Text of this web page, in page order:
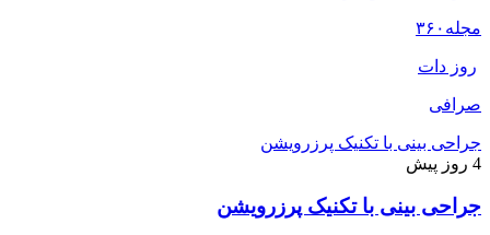
مجله ۳۶۰
روز دات
صرافی
جراحی بینی با تکنیک پرزرویشن
4 روز پیش
جراحی بینی با تکنیک پرزرویشن